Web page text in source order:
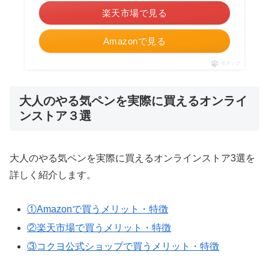
Amazonで見る
楽天市場で見る
ポチップ
大人のやる気ペンを実際に買えるオンライ
ンストア３選
大人のやる気ペンを実際に買えるオンラインストア3選を
詳しく紹介します。
①Amazonで買うメリット・特徴
②楽天市場で買うメリット・特徴
③コクヨ公式ショップで買うメリット・特徴